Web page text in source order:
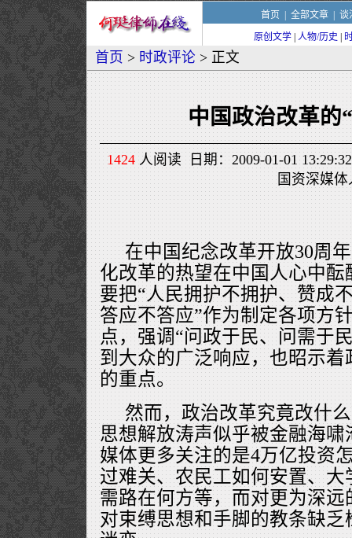
首页 全部文章| 谈
原创文学 人物/历史
首页 > 时政评论 > 正文
中国政治改革的
1424人阅读 日期：2009-01-01
国资深媒体
在中国纪念改革开放30周
化改革的热望在中国人心中
要把“人民拥护不拥护、赞成
答应不答应”作为制定各项方
点，强调“问政于民、问需于
到大众的广泛响应，也昭示
的重点。
然而，政治改革究竟改什
思想解放涛声似乎被金融海
媒体更多关注的是4万亿投资
过难关、农民工如何安置、
需路在何方等，而对更为深
对束缚思想和手脚的教条缺